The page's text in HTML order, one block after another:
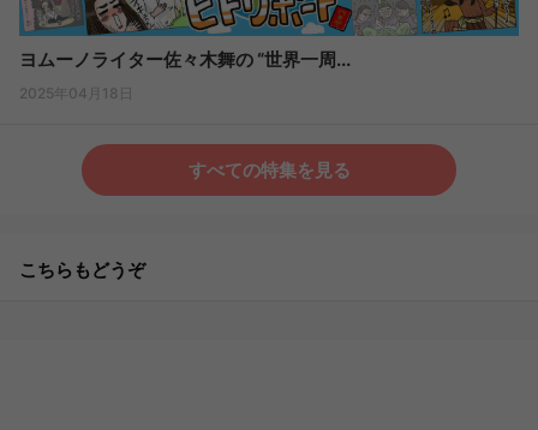
ヨムーノライター佐々木舞の “世界一周...
2025年04月18日
すべての特集を見る
こちらもどうぞ